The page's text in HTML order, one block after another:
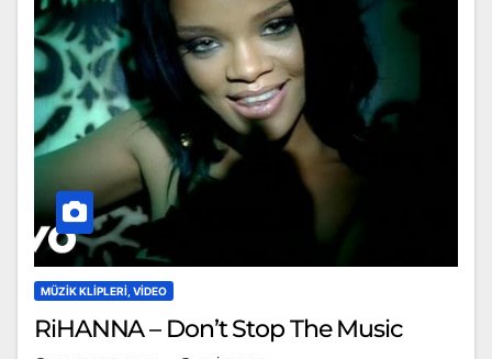
MÜZIK KLIPLERI, VIDEO
RiHANNA – Don’t Stop The Music